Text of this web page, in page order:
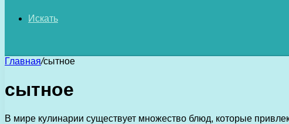
Искать
Главная/сытное
сытное
В мире кулинарии существует множество блюд, которые